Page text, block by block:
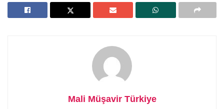
Mali Müşavir Türkiye